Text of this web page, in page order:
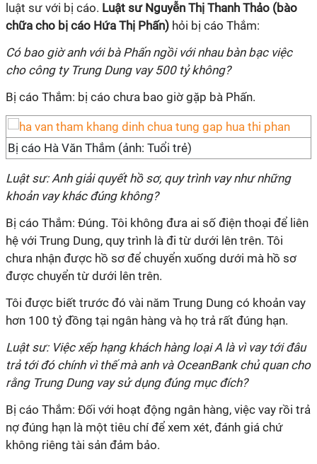
luật sư với bị cáo. Luật sư Nguyễn Thị Thanh Thảo (bào
chữa cho bị cáo Hứa Thị Phấn) hỏi bị cáo Thắm:
Có bao giờ anh với bà Phấn ngồi với nhau bàn bạc việc
cho công ty Trung Dung vay 500 tỷ không?
Bị cáo Thắm: bị cáo chưa bao giờ gặp bà Phấn.
Bị cáo Hà Văn Thắm (ảnh: Tuổi trẻ)
Luật sư: Anh giải quyết hồ sơ, quy trình vay như những
khoản vay khác đúng không?
Bị cáo Thắm: Đúng. Tôi không đưa ai số điện thoại để liên
hệ với Trung Dung, quy trình là đi từ dưới lên trên. Tôi
chưa nhận được hồ sơ để chuyển xuống dưới mà hồ sơ
được chuyển từ dưới lên trên.
Tôi được biết trước đó vài năm Trung Dung có khoản vay
hơn 100 tỷ đồng tại ngân hàng và họ trả rất đúng hạn.
Luật sư: Việc xếp hạng khách hàng loại A là vì vay tới đâu
trả tới đó chính vì thế mà anh và OceanBank chủ quan cho
rằng Trung Dung vay sử dụng đúng mục đích?
Bị cáo Thắm: Đối với hoạt động ngân hàng, việc vay rồi trả
nợ đúng hạn là một tiêu chí để xem xét, đánh giá chứ
không riêng tài sản đảm bảo.